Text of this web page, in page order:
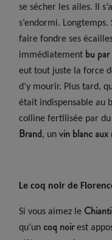
se sécher les ailes. Il
s’endormi.
faire fondre ses
immédiatement bu
eut tout juste la force
d’y mourir. Plus tard,
était indispensable au
colline fertilisée par
Brand, unvin blanc
Le coq noir de
Si vous aimez le Chianti
qu’uncoq noirest